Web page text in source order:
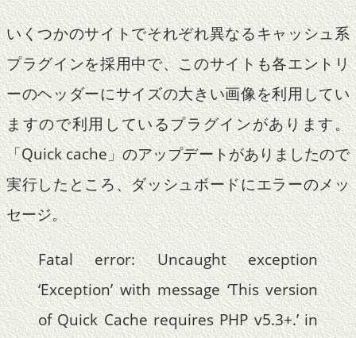
いくつかのサイトでそれぞれ異なるキャッシュ系
プラグインを採用中で、このサイトも各エントリ
ーのヘッダーにサイズの大きい画像を利用してい
ますので利用しているプラグインがあります。
「Quick cache」のアップデートがありましたので
実行したところ、ダッシュボードにエラーのメッ
セージ。
Fatal error: Uncaught exception
‘Exception’ with message ‘This version
of Quick Cache requires PHP v5.3+.’ in